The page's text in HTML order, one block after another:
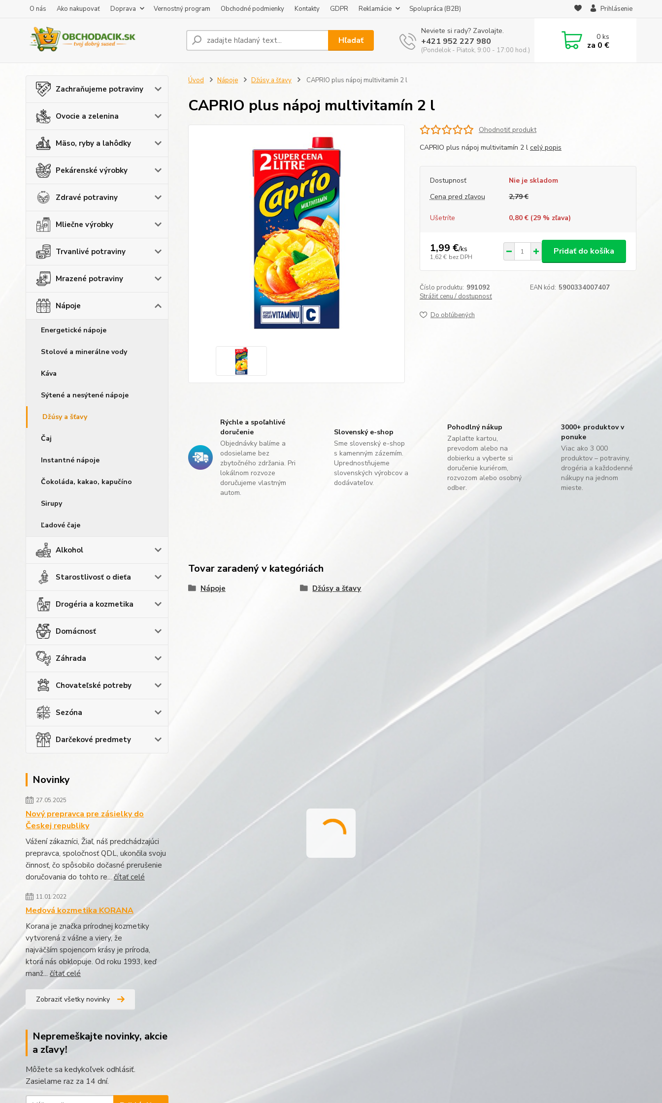
O nás Ako nakupovať Doprava Vernostný program Obchodné podmienky Kontakty GDPR Reklamácie Spolupráca (B2B) Prihlásenie
Hľadať
Neviete si rady? Zavolajte.
+421 952 227 980
(Pondelok - Piatok, 9:00 - 17:00 hod.)
0ks
za 0 €
Zachraňujeme potraviny
Ovocie a zelenina
Mäso, ryby a lahôdky
Pekárenské výrobky
Zdravé potraviny
Mliečne výrobky
Trvanlivé potraviny
Mrazené potraviny
Nápoje
Energetické nápoje
Stolové a minerálne vody
Káva
Sýtené a nesýtené nápoje
Džúsy a šťavy
Čaj
Instantné nápoje
Čokoláda, kakao, kapučíno
Sirupy
Ľadové čaje
Alkohol
Starostlivosť o dieťa
Drogéria a kozmetika
Domácnosť
Záhrada
Chovateľské potreby
Sezóna
Darčekové predmety
Novinky
27.05.2025
Nový prepravca pre zásielky do
Českej republiky
Vážení zákazníci, Žiaľ, náš predchádzajúci
prepravca, spoločnosť QDL, ukončila svoju
činnosť, čo spôsobilo dočasné prerušenie
doručovania do tohto re...čítať celé
11.01.2022
Medová kozmetika KORANA
Korana je značka prírodnej kozmetiky
vytvorená z vášne a viery, že
najväčším spojencom krásy je príroda,
ktorá nás obklopuje. Od roku 1993, keď
manž... čítať celé
Zobraziť všetky novinky
Nepremeškajte novinky, akcie
a zľavy!
Môžete sa kedykoľvek odhlásiť.
Zasielame raz za 14 dní.
Úvod Nápoje Džúsy a šťavy CAPRIO plus nápoj multivitamín 2 l
CAPRIO plus nápoj multivitamín 2 l
Ohodnotiť produkt
CAPRIO plus nápoj multivitamín 2 l celý popis
Dostupnosť
Nie je skladom
Cena pred zľavou
2,79 €
Ušetríte 0,80 € (29% zľava)
1,99 €/ks
1,62 € bez DPH
Pridať do košíka
Číslo produktu: 991092 EAN kód: 5900334007407
Strážiť cenu / dostupnosť
Do obľúbených
Rýchle a spoľahlivé
doručenie
Objednávky balíme a
odosielame bez
zbytočného zdržania. Pri
lokálnom rozvoze
doručujeme vlastným
autom.
Slovenský e-shop
Sme slovenský e-shop
s kamenným zázemím.
Uprednostňujeme
slovenských výrobcov a
dodávateľov.
Pohodlný nákup
Zaplaťte kartou,
prevodom alebo na
dobierku a vyberte si
doručenie kuriérom,
rozvozom alebo osobný
odber.
3000+ produktov v
ponuke
Viac ako 3 000
produktov – potraviny,
drogéria a každodenné
nákupy na jednom
mieste.
Tovar zaradený v kategóriách
Nápoje Džúsy a šťavy